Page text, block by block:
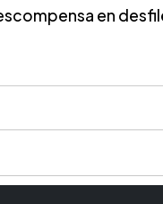
en